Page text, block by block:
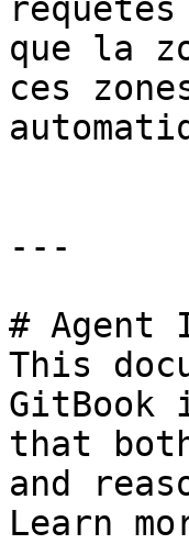
que la
ces
---
# Agent
This
GitBook
that
and
Learn